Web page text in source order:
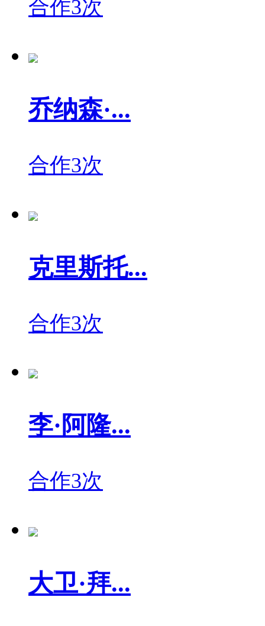
合作3次
乔纳森·...
合作3次
克里斯托...
合作3次
李·阿隆...
合作3次
大卫·拜...